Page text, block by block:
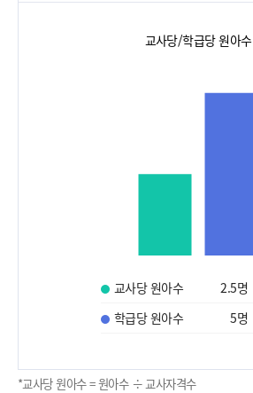
교사당/학급당 원아수
교사당 원아수 2.5명
학급당 원아수
5명
*교사당 원아수 = 원아수 ÷ 교사자격수